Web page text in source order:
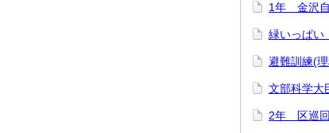
1年 金沢
緑いっぱ
避難訓練(
文部科学大
2年 区巡回